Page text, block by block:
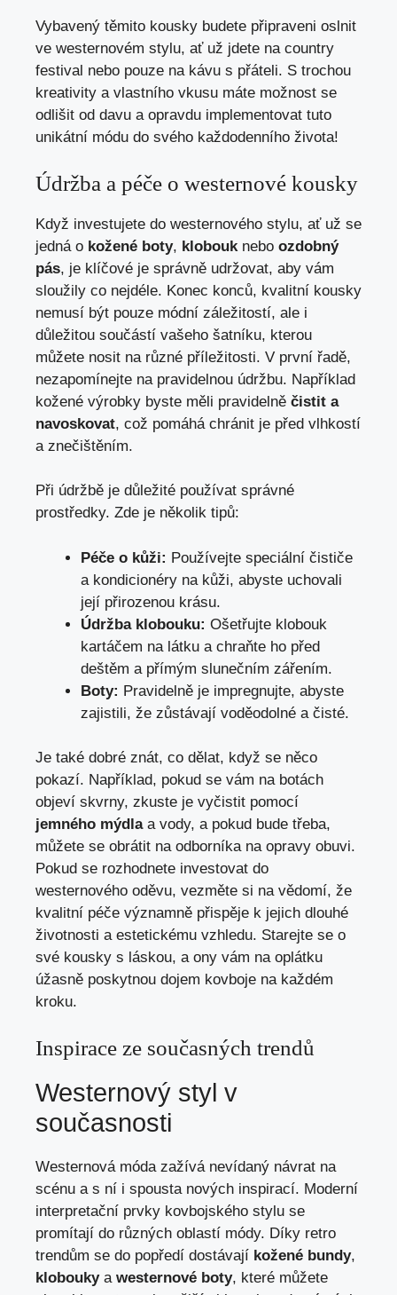
Vybavený těmito kousky budete připraveni oslnit
ve westernovém stylu, ať už jdete na country
festival nebo pouze na kávu s přáteli. S trochou
kreativity a vlastního vkusu máte možnost se
odlišit od davu a opravdu implementovat tuto
unikátní módu do svého každodenního života!
Údržba a péče o westernové kousky
Když investujete do westernového stylu, ať už se
jedná o kožené boty, klobouk nebo ozdobný
pás, je klíčové je správně udržovat, aby vám
sloužily co nejdéle. Konec konců, kvalitní kousky
nemusí být pouze módní záležitostí, ale i
důležitou součástí vašeho šatníku, kterou
můžete nosit na různé příležitosti. V první řadě,
nezapomínejte na pravidelnou údržbu. Například
kožené výrobky byste měli pravidelně čistit a
navoskovat, což pomáhá chránit je před vlhkostí
a znečištěním.
Při údržbě je důležité používat správné
prostředky. Zde je několik tipů:
Péče o kůži: Používejte speciální čističe
a kondicionéry na kůži, abyste uchovali
její přirozenou krásu.
Údržba klobouku: Ošetřujte klobouk
kartáčem na látku a chraňte ho před
deštěm a přímým slunečním zářením.
Boty: Pravidelně je impregnujte, abyste
zajistili, že zůstávají voděodolné a čisté.
Je také dobré znát, co dělat, když se něco
pokazí. Například, pokud se vám na botách
objeví skvrny, zkuste je vyčistit pomocí
jemného mýdlaa vody, a pokud bude třeba,
můžete se obrátit na odborníka na opravy obuvi.
Pokud se rozhodnete investovat do
westernového oděvu, vezměte si na vědomí, že
kvalitní péče významně přispěje k jejich dlouhé
životnosti a estetickému vzhledu. Starejte se o
své kousky s láskou, a ony vám na oplátku
úžasně poskytnou dojem kovboje na každém
kroku.
Inspirace ze současných trendů
Westernový styl v
současnosti
Westernová móda zažívá nevídaný návrat na
scénu a s ní i spousta nových inspirací. Moderní
interpretační prvky kovbojského stylu se
promítají do různých oblastí módy. Díky retro
trendům se do popředí dostávají kožené bundy,
kloboukya westernové boty, které můžete